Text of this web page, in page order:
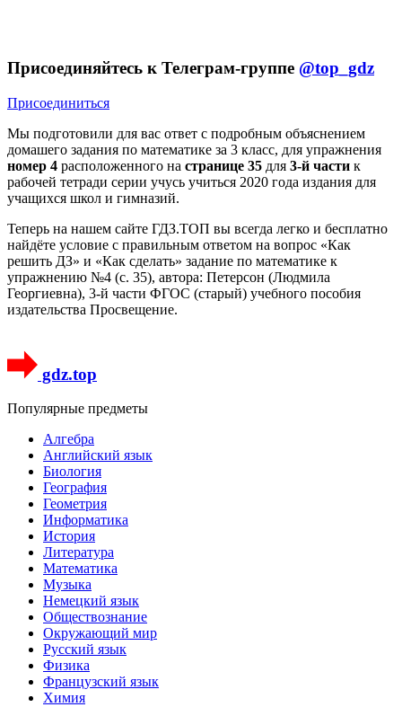
Присоединяйтесь к Телеграм-группе @top_gdz
Присоединиться
Мы подготовили для вас ответ c подробным объяснением
домашего задания по математике за 3 класс, для упражнения
номер 4 расположенного на странице 35 для 3-й части к
рабочей тетради серии учусь учиться 2020 года издания для
учащихся школ и гимназий.
Теперь на нашем сайте ГДЗ.ТОП вы всегда легко и бесплатно
найдёте условие с правильным ответом на вопрос «Как
решить ДЗ» и «Как сделать» задание по математике к
упражнению №4 (с. 35), автора: Петерсон (Людмила
Георгиевна), 3-й части ФГОС (старый) учебного пособия
издательства Просвещение.
gdz.top
Популярные предметы
Алгебра
Английский язык
Биология
География
Геометрия
Информатика
История
Литература
Математика
Музыка
Немецкий язык
Обществознание
Окружающий мир
Русский язык
Физика
Французский язык
Химия